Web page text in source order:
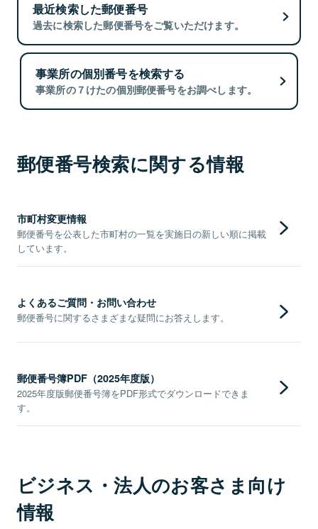
最近検索した郵便番号
過去に検索した郵便番号をご覧いただけます。
事業所の個別番号を検索する
事業所の７けたの個別郵便番号をお調べします。
郵便番号検索に関する情報
市町村変更情報
郵便番号を公表した市町村の一覧を実施日の新しい順に掲載
しています。
よくあるご質問・お問い合わせ
郵便番号に関するさまざまな疑問にお答えします。
郵便番号簿PDF（2025年度版）
2025年度版郵便番号簿をPDF形式でダウンロードできま
す。
ビジネス・法人のお客さま向け
情報